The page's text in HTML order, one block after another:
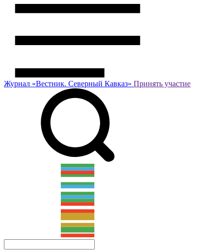
Журнал «Вестник. Северный Кавказ» Принять участие